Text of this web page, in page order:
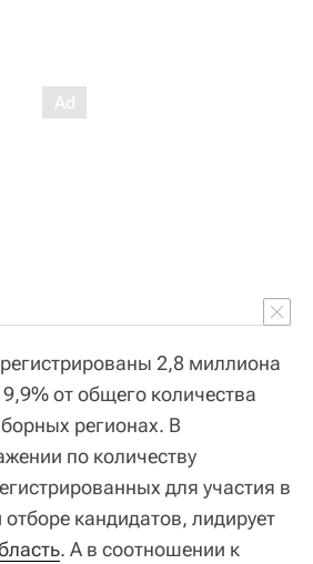
2,8 миллиона
от общего количества
регионах. В
по количеству
для участия в
кандидатов, лидирует
. А в соотношении к